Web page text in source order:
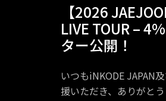
【2026
LIVE TOUR –
ター公開！
いつもiNKODE JAPAN
援いただき、ありがと